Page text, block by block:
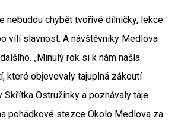
nebudou chybět tvořivé dílničky, lekce
vílí slavnost. A návštěvníky Medlova
„Minulý rok si k nám našla
které objevovaly tajuplná zákoutí
Ostružinky a poznávaly taje
pohádkové stezce Okolo Medlova za